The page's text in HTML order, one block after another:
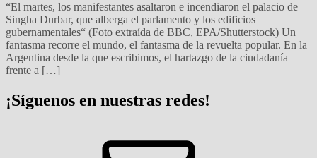
“El martes, los manifestantes asaltaron e incendiaron el palacio de
Singha Durbar, que alberga el parlamento y los edificios
gubernamentales“ (Foto extraída de BBC, EPA/Shutterstock) Un
fantasma recorre el mundo, el fantasma de la revuelta popular. En la
Argentina desde la que escribimos, el hartazgo de la ciudadanía
frente a […]
¡Síguenos en nuestras redes!